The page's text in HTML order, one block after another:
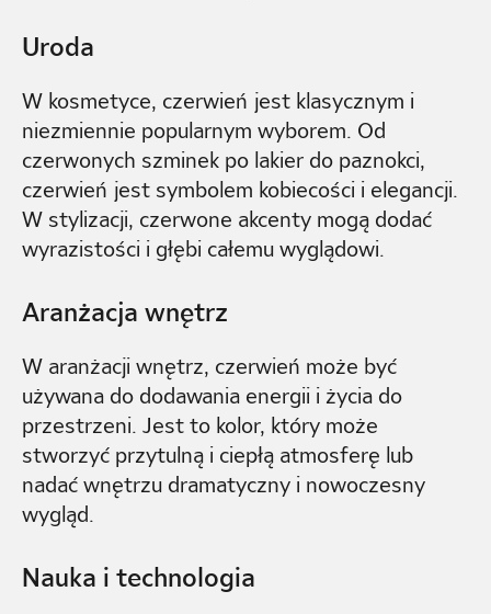
Uroda
W kosmetyce, czerwień jest klasycznym i
niezmiennie popularnym wyborem. Od
czerwonych szminek po lakier do paznokci,
czerwień jest symbolem kobiecości i elegancji.
W stylizacji, czerwone akcenty mogą dodać
wyrazistości i głębi całemu wyglądowi.
Aranżacja wnętrz
W aranżacji wnętrz, czerwień może być
używana do dodawania energii i życia do
przestrzeni. Jest to kolor, który może
stworzyć przytulną i ciepłą atmosferę lub
nadać wnętrzu dramatyczny i nowoczesny
wygląd.
Nauka i technologia